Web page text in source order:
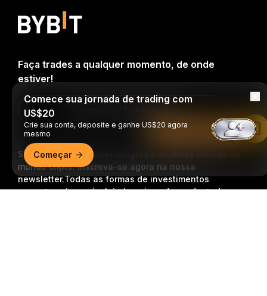
Seja o primeiro a obter insights e análises críticas do
mundo cripto: inscreva-se agora na nossa
newsletter.Todas as formas de investimentos
acarretam riscos, incluindo o risco de perder todo o
Faça trades a qualquer momento, de onde
estiver!
Comece sua jornada de trading com
US$20
Crie sua conta, deposite e ganhe US$20 agora
mesmo
Começar
Leia no app da Bybit